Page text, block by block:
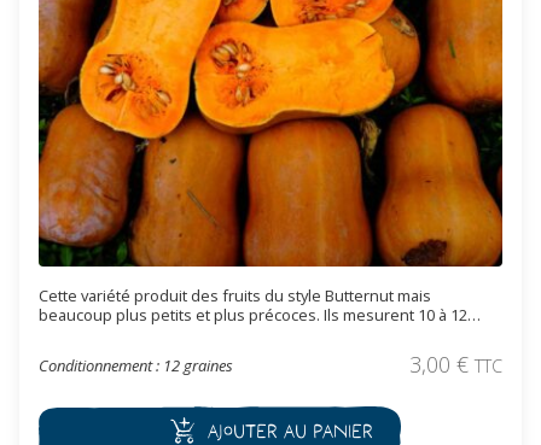
Cette variété produit des fruits du style Butternut mais
beaucoup plus petits et plus précoces. Ils mesurent 10 à 12
couleur ocre à maturité. La chair est très sucrée, douce et
parfumée. Le rendement est élevé. Les fruits sont utilisés pour
beignet, sauté, ratatouille.
Conditionnement : 12 graines 3,00 € TTC
Ajouter au panier